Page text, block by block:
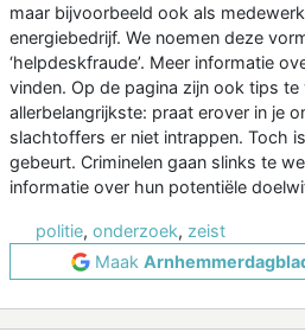
maar bijvoorbeeld ook als
energiebedrijf. We noemen deze
‘helpdeskfraude’. Meer informatie
vinden. Op de pagina zijn ook tips te
allerbelangrijkste: praat erover in je
slachtoffers er niet intrappen. Toch
gebeurt. Criminelen gaan slinks te
informatie over hun potentiële
politie, onderzoek, zeist
Maak